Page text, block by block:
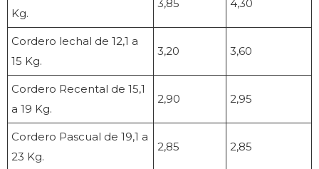
Kg.
3,85 4,30
Cordero lechal de 12,1 a
15 Kg.
3,20 3,60
Cordero Recental de 15,1
a 19 Kg.
2,90 2,95
Cordero Pascual de 19,1 a
23 Kg.
2,85 2,85